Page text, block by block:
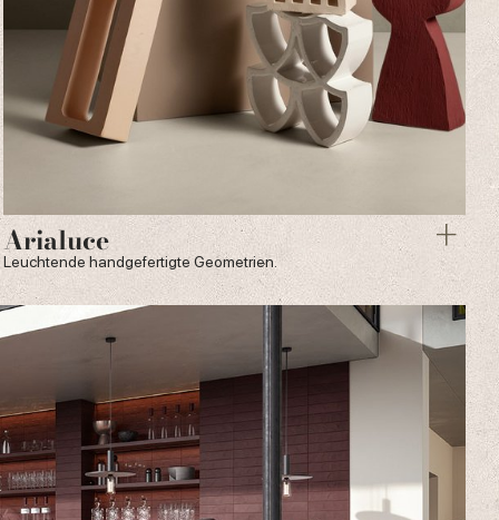
Arialuce
Leuchtende handgefertigte Geometrien.